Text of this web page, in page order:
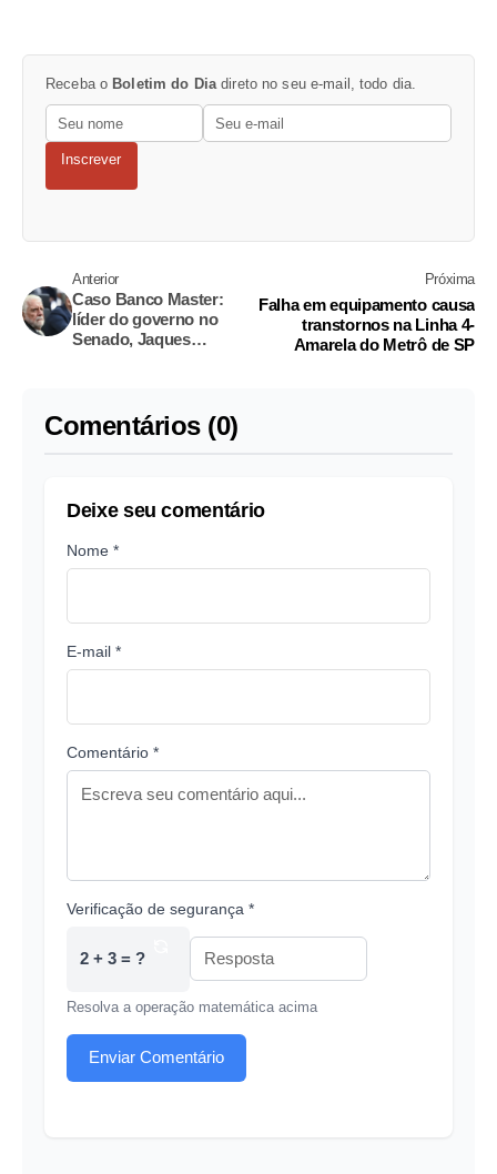
Receba o Boletim do Dia direto no seu e-mail, todo dia.
Inscrever
Anterior
Caso Banco Master:
líder do governo no
Senado, Jaques
Próxima
Falha em equipamento causa
transtornos na Linha 4-
Amarela do Metrô de SP
Comentários (0)
Deixe seu comentário
Nome *
E-mail *
Comentário *
Verificação de segurança *
2 + 3 = ?
Resolva a operação matemática acima
Enviar Comentário